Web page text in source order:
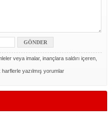
veya imalar, inançlara saldırı içeren,
yazılmış yorumlar